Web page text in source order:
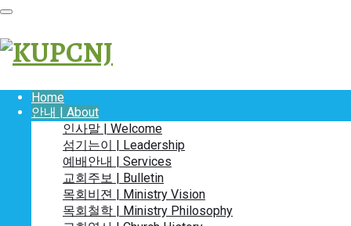
Home
안내 | About
인사말 | Welcome
섬기는이 | Leadership
예배안내 | Services
교회주보 | Bulletin
목회비젼 | Ministry Vision
목회철학 | Ministry Philosophy